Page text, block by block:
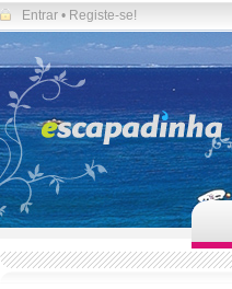
Entrar • Registe-se!